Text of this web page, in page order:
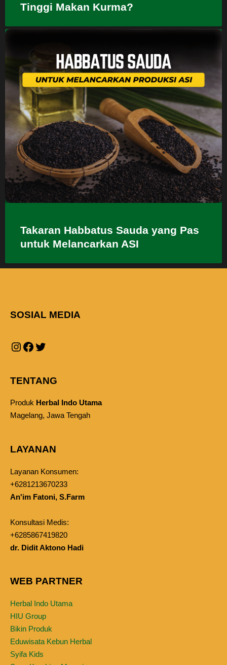
Tinggi Makan Kurma?
Takaran Habbatus Sauda yang Pas
untuk Melancarkan ASI
SOSIAL MEDIA
TENTANG
Produk Herbal Indo Utama
Magelang, Jawa Tengah
LAYANAN
Layanan Konsumen:
+6281213670233
An'im Fatoni, S.Farm
Konsultasi Medis:
+6285867419820
dr. Didit Aktono Hadi
WEB PARTNER
Herbal Indo Utama
HIU Group
Bikin Produk
Eduwisata Kebun Herbal
Syifa Kids